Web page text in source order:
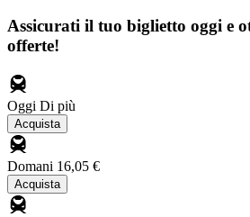
Assicurati il ​​tuo biglietto oggi e
offerte!
Oggi Di più
Acquista
Domani 16,05 €
Acquista